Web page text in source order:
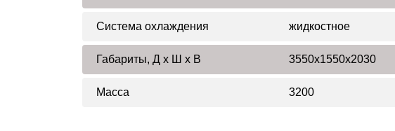
Система охлаждения жидкостное
Габариты, Д x Ш x В 3550x1550x2030
Масса 3200